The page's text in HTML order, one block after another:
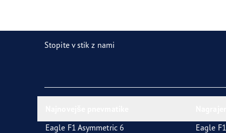
Stopite v stik z nami
Eagle F1 Asymmetric 6
Eagle